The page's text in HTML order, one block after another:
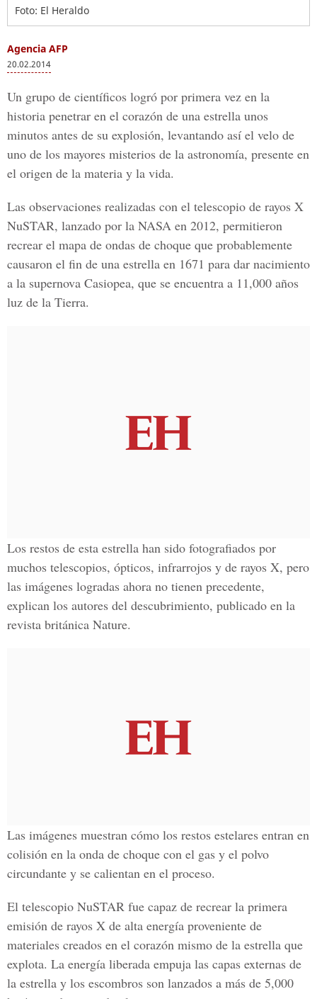
Foto: El Heraldo
Agencia AFP
20.02.2014
Un grupo de científicos logró por primera vez en la
historia penetrar en el corazón de una estrella unos
minutos antes de su explosión, levantando así el velo de
uno de los mayores misterios de la astronomía, presente en
el origen de la materia y la vida.
Las observaciones realizadas con el telescopio de rayos X
NuSTAR, lanzado por la NASA en 2012, permitieron
recrear el mapa de ondas de choque que probablemente
causaron el fin de una estrella en 1671 para dar nacimiento
a la supernova Casiopea, que se encuentra a 11,000 años
luz de la Tierra.
Los restos de esta estrella han sido fotografiados por
muchos telescopios, ópticos, infrarrojos y de rayos X, pero
las imágenes logradas ahora no tienen precedente,
explican los autores del descubrimiento, publicado en la
revista británica Nature.
Las imágenes muestran cómo los restos estelares entran en
colisión en la onda de choque con el gas y el polvo
circundante y se calientan en el proceso.
El telescopio NuSTAR fue capaz de recrear la primera
emisión de rayos X de alta energía proveniente de
materiales creados en el corazón mismo de la estrella que
explota. La energía liberada empuja las capas externas de
la estrella y los escombros son lanzados a más de 5,000